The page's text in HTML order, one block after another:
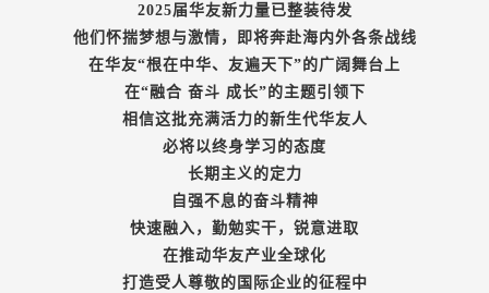
2025届华友新力量已整装待发
他们怀揣梦想与激情，即将奔赴海内外各条战线
在华友“根在中华、友遍天下”的广阔舞台上
在“融合 奋斗 成长”的主题引领下
相信这批充满活力的新生代华友人
必将以终身学习的态度
长期主义的定力
自强不息的奋斗精神
快速融入，勤勉实干，锐意进取
在推动华友产业全球化
打造受人尊敬的国际企业的征程中